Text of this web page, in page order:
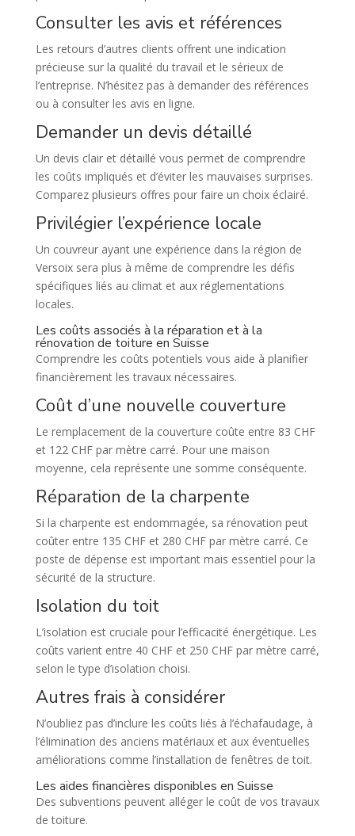
Consulter les avis et références
Les retours d’autres clients offrent une indication
précieuse sur la qualité du travail et le sérieux de
l’entreprise. N’hésitez pas à demander des références
ou à consulter les avis en ligne.
Demander un devis détaillé
Un devis clair et détaillé vous permet de comprendre
les coûts impliqués et d’éviter les mauvaises surprises.
Comparez plusieurs offres pour faire un choix éclairé.
Privilégier l’expérience locale
Un couvreur ayant une expérience dans la région de
Versoix sera plus à même de comprendre les défis
spécifiques liés au climat et aux réglementations
locales.
Les coûts associés à la réparation et à la
rénovation de toiture en Suisse
Comprendre les coûts potentiels vous aide à planifier
financièrement les travaux nécessaires.
Coût d’une nouvelle couverture
Le remplacement de la couverture coûte entre 83 CHF
et 122 CHF par mètre carré. Pour une maison
moyenne, cela représente une somme conséquente.
Réparation de la charpente
Si la charpente est endommagée, sa rénovation peut
coûter entre 135 CHF et 280 CHF par mètre carré. Ce
poste de dépense est important mais essentiel pour la
sécurité de la structure.
Isolation du toit
L’isolation est cruciale pour l’efficacité énergétique. Les
coûts varient entre 40 CHF et 250 CHF par mètre carré,
selon le type d’isolation choisi.
Autres frais à considérer
N’oubliez pas d’inclure les coûts liés à l’échafaudage, à
l’élimination des anciens matériaux et aux éventuelles
améliorations comme l’installation de fenêtres de toit.
Les aides financières disponibles en Suisse
Des subventions peuvent alléger le coût de vos travaux
de toiture.